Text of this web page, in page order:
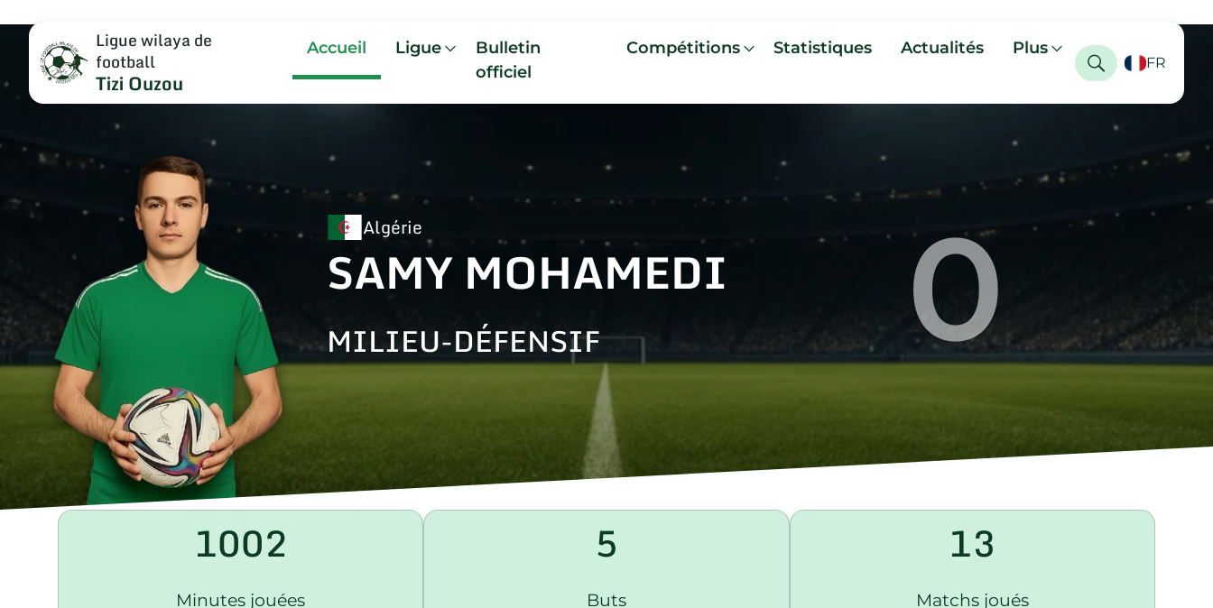
Ligue wilaya de
football
Tizi Ouzou
Accueil Ligue
Bulletin
officiel
Compétitions Statistiques Actualités Plus
FR
Algérie
SAMY MOHAMEDI
MILIEU-DÉFENSIF 0
1002
Minutes jouées
5
Buts
13
Matchs joués